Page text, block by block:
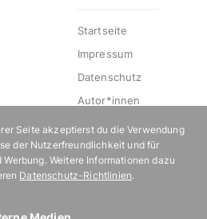
Startseite
Impressum
Datenschutz
Autor*innen
Mediakit
Jobs
Kontakt
Seite akzeptierst du die Verwendung
der Nutzerfreundlichkeit und für
Weitere Informationen dazu
Datenschutz-Richtlinien.